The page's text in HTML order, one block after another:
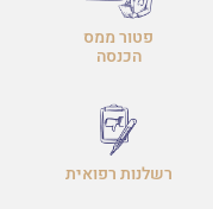
פטור ממס
הכנסה
רשלנות רפואית